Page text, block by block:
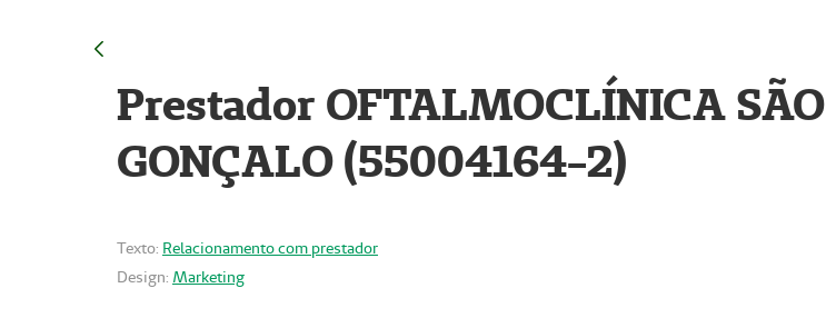
Prestador OFTALMOCLÍNICA SÃO
GONÇALO (55004164-2)
Texto: Relacionamento com prestador
Design: Marketing